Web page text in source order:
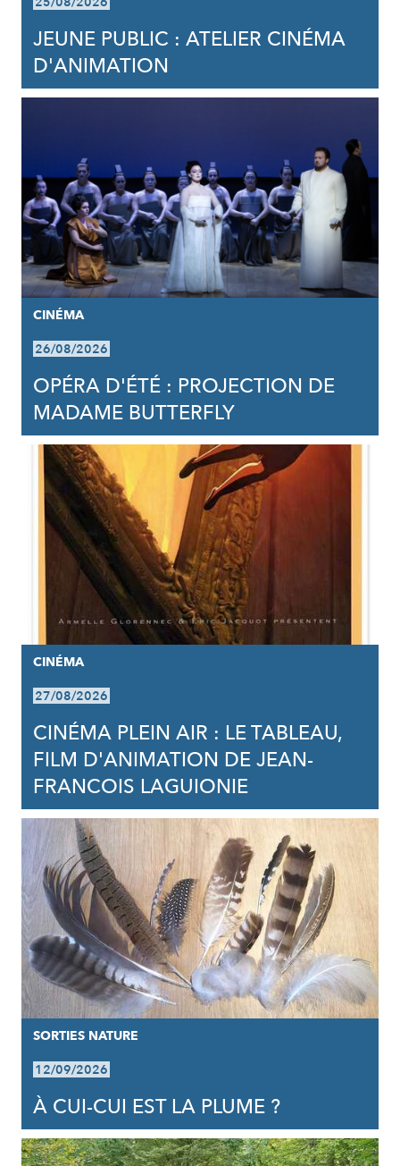
JEUNE PUBLIC : ATELIER CINÉMA
D'ANIMATION
CINÉMA
26/08/2026
OPÉRA D'ÉTÉ : PROJECTION DE
MADAME BUTTERFLY
CINÉMA
27/08/2026
CINÉMA PLEIN AIR : LE TABLEAU,
FILM D'ANIMATION DE JEAN-
FRANCOIS LAGUIONIE
SORTIES NATURE
12/09/2026
À CUI-CUI EST LA PLUME ?